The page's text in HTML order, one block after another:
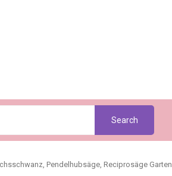
Search
Pendelhubsäge, Reciprosäge Garten